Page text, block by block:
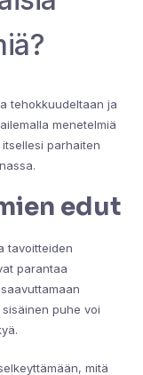
tehokkuudeltaan ja
menetelmiä
parhaiten
edut
tavoitteiden
parantaa
puhe voi
mitä